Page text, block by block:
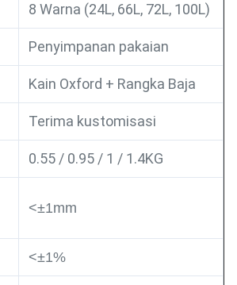
8 Warna (24L, 66L, 72L, 100L)
Penyimpanan pakaian
Kain Oxford + Rangka Baja
Terima kustomisasi
0.55 / 0.95 / 1 / 1.4KG
<±1mm
<±1%